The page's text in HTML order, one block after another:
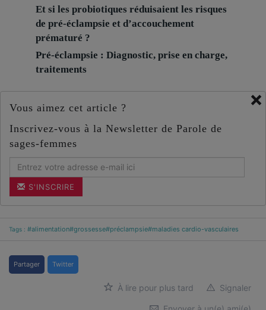
Et si les probiotiques réduisaient les risques
de pré-éclampsie et d’accouchement
prématuré ?
Pré-éclampsie : Diagnostic, prise en charge,
traitements
×
Vous aimez cet article ?
Inscrivez-vous à la Newsletter de Parole de
sages-femmes
S'INSCRIRE
Tags : #alimentation#grossesse#préclampsie#maladies cardio-vasculaires
Partager Twitter
Signaler
À lire pour plus tard